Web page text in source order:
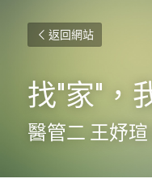
返回網站
找"家"，
醫管二 王妤